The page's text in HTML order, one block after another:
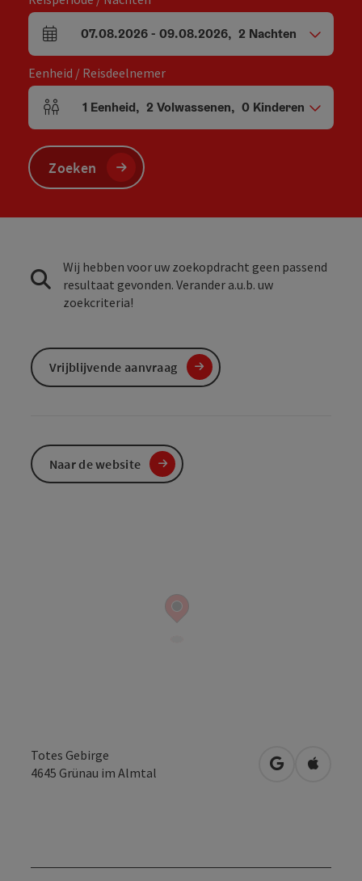
Totes Gebirge
4645 Grünau im Almtal Openen in
Velden voor aankomst en vertrek
07.08.2026- 09.08.2026, 2 Nachten
Eenheid / Reisdeelnemer
Aantal eenheden en persoonsvelden
1 Eenheid, 2 Volwassenen, 0 Kinderen
Zoeken
Wij hebben voor uw zoekopdracht geen passend
resultaat gevonden. Verander a.u.b. uw
zoekcriteria!
Vrijblijvende aanvraag
Naar de website